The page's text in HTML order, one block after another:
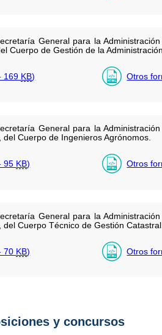
General para la
Cuerpo de Gestión de la
169 KB) Otros
General para la
Cuerpo de Ingenieros Agrónomos.
95 KB) Otros
General para la
Cuerpo Técnico de Gestión Catastral.
70 KB) Otros
y concursos